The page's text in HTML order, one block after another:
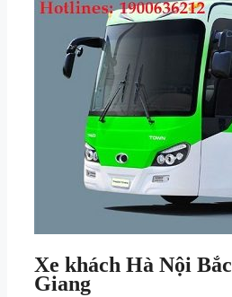
Xe khách Hà Nội Bắc
Giang